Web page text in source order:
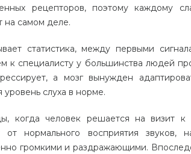
рецепторов, поэтому каждому
на самом деле.
статистика, между первыми
к специалисту у большинства людей
а мозг вынужден
слуха в норме.
когда человек решается на визит к
от нормального восприятия звуков,
громкими и раздражающими.